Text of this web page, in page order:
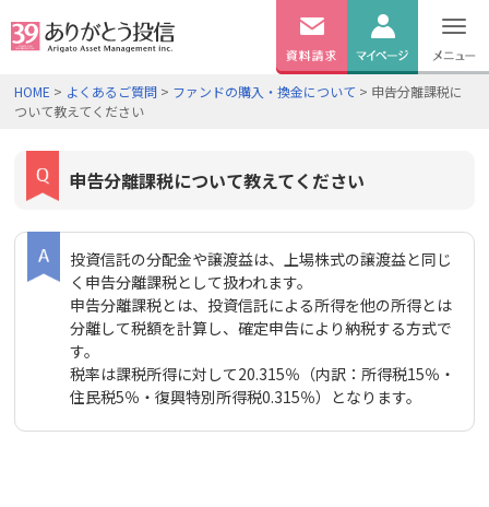
無料資料 ログイン
HOME > よくあるご質問 > ファンドの購入・換金について > 申告分離課税に
ついて教えてください
申告分離課税について教えてください
投資信託の分配金や譲渡益は、上場株式の譲渡益と同じ
く申告分離課税として扱われます。
申告分離課税とは、投資信託による所得を他の所得とは
分離して税額を計算し、確定申告により納税する方式で
す。
税率は課税所得に対して20.315％（内訳：所得税15％・
住民税5％・復興特別所得税0.315％）となります。